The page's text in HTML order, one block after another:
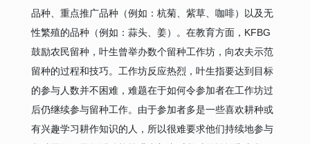
品种、重点推广品种（例如：杭菊、紫草、咖啡）以及无
性繁殖的品种（例如：蒜头、姜）。在教育方面，KFBG
鼓励农民留种，叶生曾举办数个留种工作坊，向农夫示范
留种的过程和技巧。工作坊反应热烈，叶生指要达到目标
的参与人数并不困难，难题在于如何令参加者在工作坊过
后仍继续参与留种工作。由于参加者多是一些喜欢耕种或
有兴趣学习耕作知识的人，所以很难要求他们持续地参与